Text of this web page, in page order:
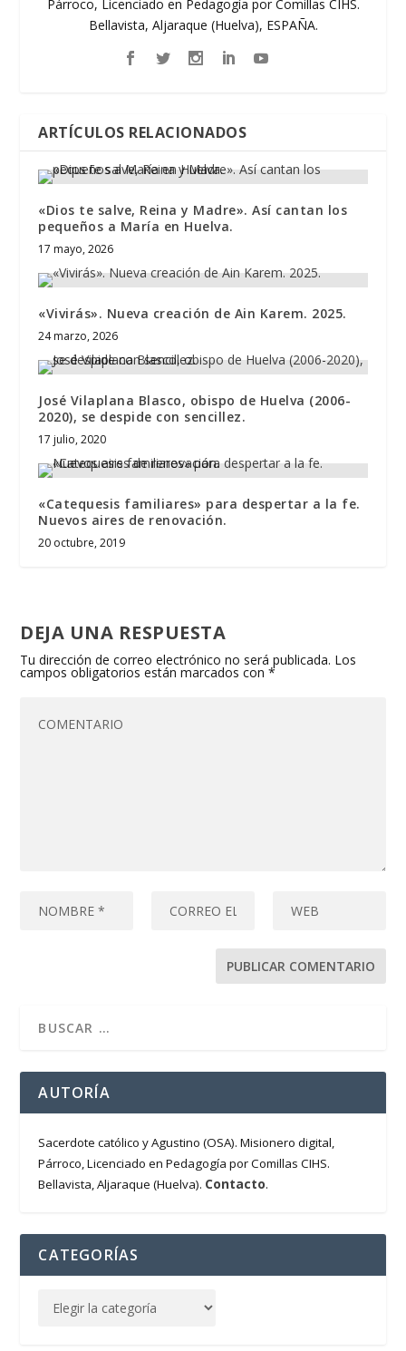
Párroco, Licenciado en Pedagogía por Comillas CIHS.
Bellavista, Aljaraque (Huelva), ESPAÑA.
ARTÍCULOS RELACIONADOS
«Dios te salve, Reina y Madre». Así cantan los
pequeños a María en Huelva.
17 mayo, 2026
«Vivirás». Nueva creación de Ain Karem. 2025.
24 marzo, 2026
José Vilaplana Blasco, obispo de Huelva (2006-
2020), se despide con sencillez.
17 julio, 2020
«Catequesis familiares» para despertar a la fe.
Nuevos aires de renovación.
20 octubre, 2019
DEJA UNA RESPUESTA
Tu dirección de correo electrónico no será publicada. Los
campos obligatorios están marcados con*
AUTORÍA
Sacerdote católico y Agustino (OSA). Misionero digital,
Párroco, Licenciado en Pedagogía por Comillas CIHS.
Bellavista, Aljaraque (Huelva). Contacto.
CATEGORÍAS